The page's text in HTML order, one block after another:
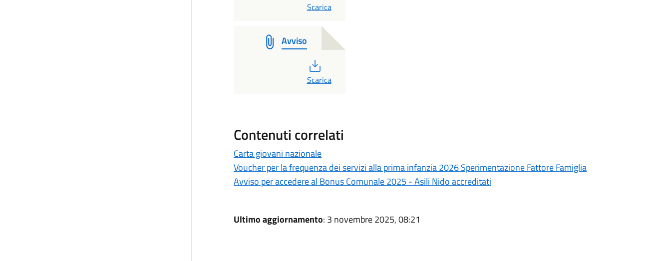
PDF
Scarica
Avviso
PDF
Scarica
Contenuti correlati
Carta giovani nazionale
Voucher per la frequenza dei servizi alla prima infanzia 2026 Sperimentazione Fattore Famiglia
Avviso per accedere al Bonus Comunale 2025 - Asili Nido accreditati
Ultimo aggiornamento: 3 novembre 2025, 08:21